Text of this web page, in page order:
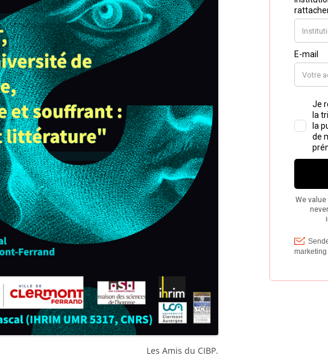
Les Amis du CIBP.